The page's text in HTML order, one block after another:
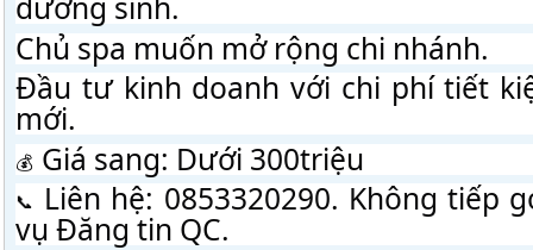
Chủ spa muốn mở rộng chi nhánh.
Đầu tư kinh doanh với chi phí tiết
mới.
Giá sang: Dưới 300triệu
Liên hệ: 0853320290. Không tiếp
vụ Đăng tin QC.